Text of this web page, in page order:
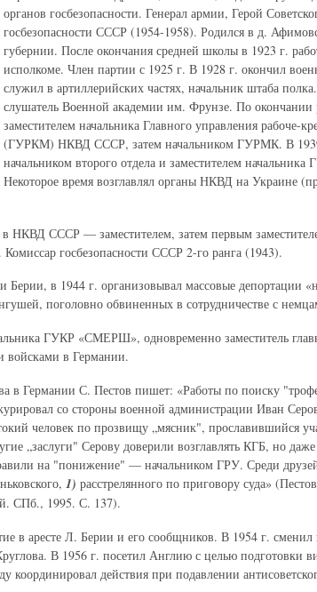
органов госбезопасности. Генерал армии, Герой
госбезопасности СССР (1954-1958). Родился в д.
губернии. После окончания средней школы в 1923 г.
исполкоме. Член партии с 1925 г. В 1928 г. окончил
служил в артиллерийских частях, начальник штаба
слушатель Военной академии им. Фрунзе. По
заместителем начальника Главного управления рабоче-
(ГУРКМ) НКВД СССР, затем начальником ГУРМК. В
начальником второго отдела и заместителем
Некоторое время возглавлял органы НКВД на Украине
в НКВД СССР — заместителем, затем первым
Комиссар госбезопасности СССР 2-го ранга (1943).
Берии, в 1944 г. организовывал массовые депортации
поголовно обвиненных в сотрудничестве с
ГУКР «СМЕРШ», одновременно заместитель
войсками в Германии.
в Германии С. Пестов пишет: «Работы по поиску
со стороны военной администрации Иван
человек по прозвищу „мясник", прославившийся
„заслуги" Серову доверили возглавлять КГБ, но
на "понижение" — начальником ГРУ. Среди
1) расстрелянного по приговору суда»
СПб., 1995. С. 137).
в аресте Л. Берии и его сообщников. В 1954 г. сменил
В 1956 г. посетил Англию с целью подготовки
действия при подавлении